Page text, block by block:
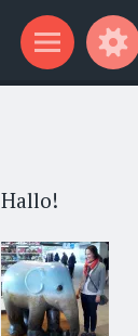
Hallo!